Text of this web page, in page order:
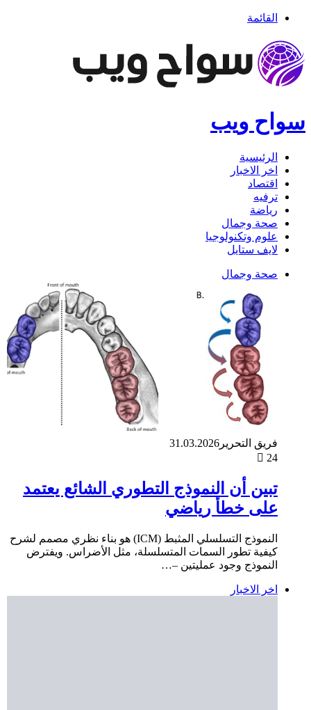
القائمة
سواح ويب
الرئيسية
اخر الاخبار
اقتصاد
ترفيه
رياضة
صحة وجمال
علوم وتكنولوجيا
لايف ستايل
صحة وجمال
فريق التحرير 31.03.2026
24
تبين أن النموذج التطوري الشائع يعتمد
على خطأ رياضي
النموذج التسلسلي المثبط (ICM) هو بناء نظري مصمم لشرح
كيفية تطور السمات المتسلسلة، مثل الأضراس. ويفترض
النموذج وجود عمليتين –…
اخر الاخبار